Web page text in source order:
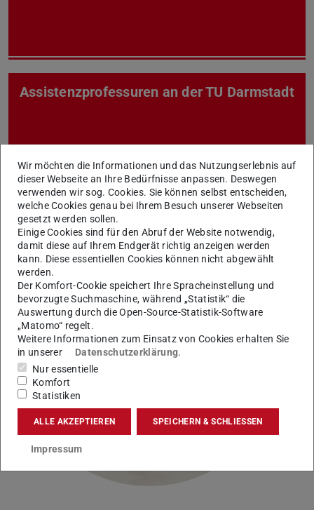
Assistenzprofessuren an der TU Darmstadt
Wir möchten die Informationen und das Nutzungserlebnis auf
dieser Webseite an Ihre Bedürfnisse anpassen. Deswegen
verwenden wir sog. Cookies. Sie können selbst entscheiden,
welche Cookies genau bei Ihrem Besuch unserer Webseiten
gesetzt werden sollen.
Einige Cookies sind für den Abruf der Website notwendig,
damit diese auf Ihrem Endgerät richtig anzeigen werden
kann. Diese essentiellen Cookies können nicht abgewählt
werden.
Der Komfort-Cookie speichert Ihre Spracheinstellung und
bevorzugte Suchmaschine, während „Statistik“ die
Auswertung durch die Open-Source-Statistik-Software
„Matomo“ regelt.
Weitere Informationen zum Einsatz von Cookies erhalten Sie
in unserer
Datenschutzerklärung.
Nur essentielle
Komfort
Statistiken
ALLE AKZEPTIEREN SPEICHERN & SCHLIESSEN
Impressum